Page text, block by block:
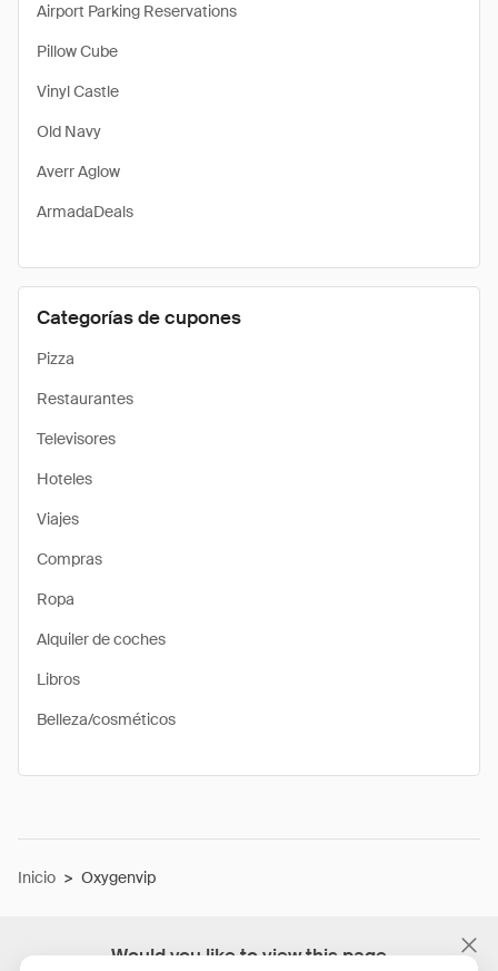
Would you like to view this page
Airport Parking Reservations
Pillow Cube
Vinyl Castle
Old Navy
Averr Aglow
ArmadaDeals
Categorías de cupones
Pizza
Restaurantes
Televisores
Hoteles
Viajes
Compras
Ropa
Alquiler de coches
Libros
Belleza/cosméticos
Inicio > Oxygenvip